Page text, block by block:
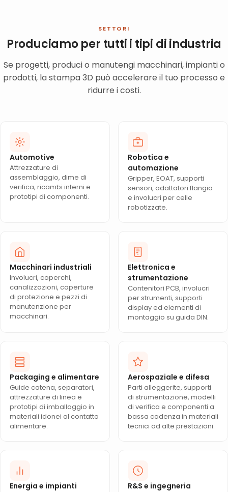
SETTORI
Produciamo per tutti i tipi di industria
Se progetti, produci o manutengi macchinari, impianti o
prodotti, la stampa 3D può accelerare il tuo processo e
ridurre i costi.
Automotive
Attrezzature di
assemblaggio, dime di
verifica, ricambi interni e
prototipi di componenti.
Robotica e
automazione
Gripper, EOAT, supporti
sensori, adattatori flangia
e involucri per celle
robotizzate.
Macchinari industriali
Involucri, coperchi,
canalizzazioni, coperture
di protezione e pezzi di
manutenzione per
macchinari.
Elettronica e
strumentazione
Contenitori PCB, involucri
per strumenti, supporti
display ed elementi di
montaggio su guida DIN.
Packaging e alimentare
Guide catena, separatori,
attrezzature di linea e
prototipi di imballaggio in
materiali idonei al contatto
alimentare.
Aerospaziale e difesa
Parti alleggerite, supporti
di strumentazione, modelli
di verifica e componenti a
bassa cadenza in materiali
tecnici ad alte prestazioni.
Energia e impianti R&S e ingegneria